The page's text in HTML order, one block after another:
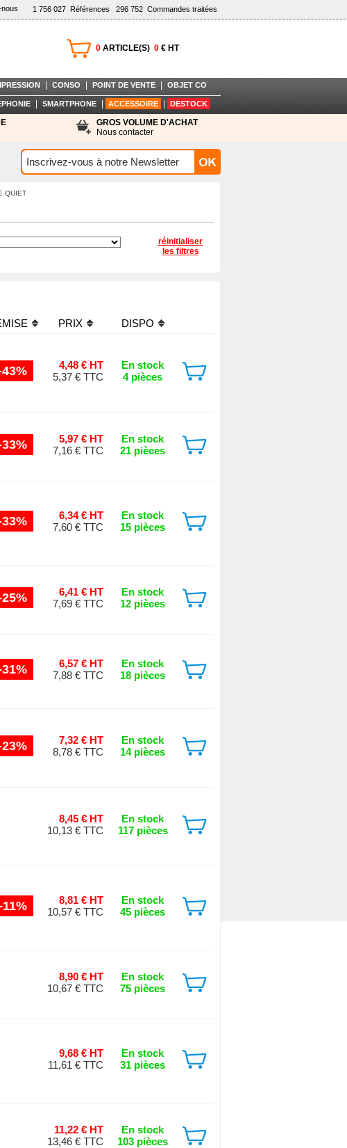
1 756 027 Références 296 752 Commandes traitées
0 ARTICLE(S) 0 € HT
CONSO POINT DE VENTE OBJET CO
SMARTPHONE ACCESSOIRE DESTOCK
GROS VOLUME D'ACHAT
Nous contacter
QUIET
réinitialiser
les filtres
PRIX DISPO
4,48 € HT
5,37 € TTC
En stock
4 pièces
5,97 € HT
7,16 € TTC
En stock
21 pièces
6,34 € HT
7,60 € TTC
En stock
15 pièces
6,41 € HT
7,69 € TTC
En stock
12 pièces
6,57 € HT
7,88 € TTC
En stock
18 pièces
7,32 € HT
8,78 € TTC
En stock
14 pièces
8,45 € HT
10,13 € TTC
En stock
117 pièces
11%
8,81 € HT
10,57 € TTC
En stock
45 pièces
8,90 € HT
10,67 € TTC
En stock
75 pièces
9,68 € HT
11,61 € TTC
En stock
31 pièces
11,22 € HT
13,46 € TTC
En stock
103 pièces